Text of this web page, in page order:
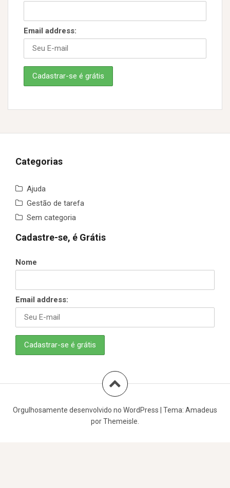
Email address:
Categorias
Ajuda
Gestão de tarefa
Sem categoria
Cadastre-se, é Grátis
Nome
Email address:
Orgulhosamente desenvolvido no WordPress | Tema: Amadeus
por Themeisle.